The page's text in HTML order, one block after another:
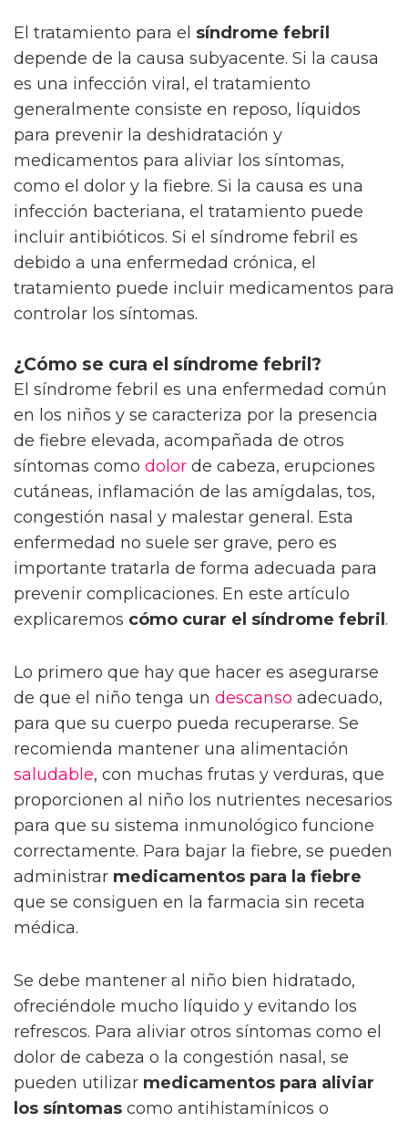
El tratamiento para el síndrome febril
depende de la causa subyacente. Si la causa
es una infección viral, el tratamiento
generalmente consiste en reposo, líquidos
para prevenir la deshidratación y
medicamentos para aliviar los síntomas,
como el dolor y la fiebre. Si la causa es una
infección bacteriana, el tratamiento puede
incluir antibióticos. Si el síndrome febril es
debido a una enfermedad crónica, el
tratamiento puede incluir medicamentos para
controlar los síntomas.
¿Cómo se cura el síndrome febril?
El síndrome febril es una enfermedad común
en los niños y se caracteriza por la presencia
de fiebre elevada, acompañada de otros
síntomas como dolor de cabeza, erupciones
cutáneas, inflamación de las amígdalas, tos,
congestión nasal y malestar general. Esta
enfermedad no suele ser grave, pero es
importante tratarla de forma adecuada para
prevenir complicaciones. En este artículo
explicaremos cómo curar el síndrome febril .
Lo primero que hay que hacer es asegurarse
de que el niño tenga un descanso adecuado,
para que su cuerpo pueda recuperarse. Se
recomienda mantener una alimentación
saludable, con muchas frutas y verduras, que
proporcionen al niño los nutrientes necesarios
para que su sistema inmunológico funcione
correctamente. Para bajar la fiebre, se pueden
administrar medicamentos para la fiebre
que se consiguen en la farmacia sin receta
médica.
Se debe mantener al niño bien hidratado,
ofreciéndole mucho líquido y evitando los
refrescos. Para aliviar otros síntomas como el
dolor de cabeza o la congestión nasal, se
pueden utilizar medicamentos para aliviar
los síntomas como antihistamínicos o